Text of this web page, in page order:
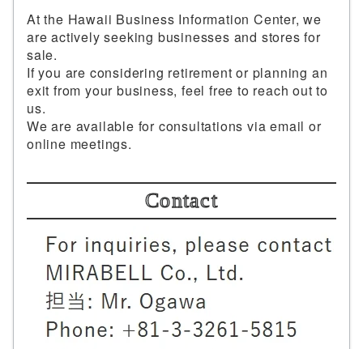
At the Hawaii Business Information Center, we
are actively seeking businesses and stores for
sale.
If you are considering retirement or planning an
exit from your business, feel free to reach out to
us.
We are available for consultations via email or
online meetings.
Contact